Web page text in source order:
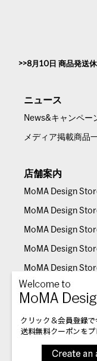
8月10日 商品発送
ニュース
News&キャンペー
メディア掲載商品
店舗案内
MoMA Design
MoMA Design
MoMA Design
MoMA Design
MoMA Design